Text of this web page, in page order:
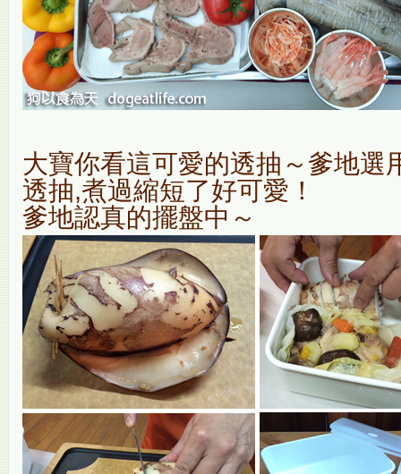
大寶你看這可愛的透抽～爹地選
透抽,煮過縮短了好可愛！
爹地認真的擺盤中～